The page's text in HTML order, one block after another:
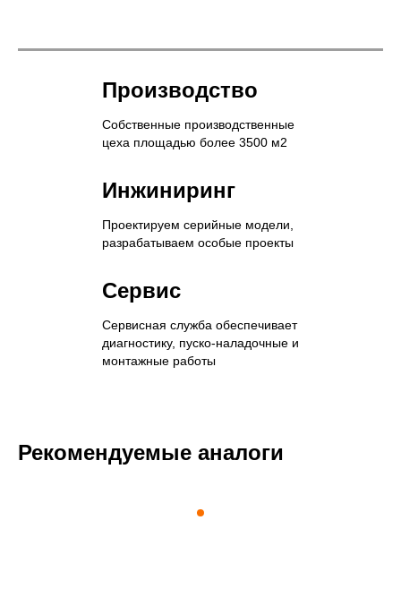
Производство
Собственные производственные
цеха площадью более 3500 м2
Инжиниринг
Проектируем серийные модели,
разрабатываем особые проекты
Сервис
Сервисная служба обеспечивает
диагностику, пуско-наладочные и
монтажные работы
Рекомендуемые аналоги